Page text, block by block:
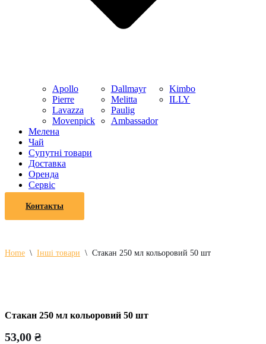
Apollo
Pierre
Lavazza
Movenpick
Dallmayr
Melitta
Paulig
Ambassador
Kimbo
ILLY
Мелена
Чай
Супутні товари
Доставка
Оренда
Cервіс
Контакты
Home \ Інші товари \ Стакан 250 мл кольоровий 50 шт
Стакан 250 мл кольоровий 50 шт
53,00 ₴